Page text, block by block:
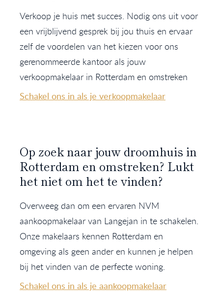
Verkoop je huis met succes. Nodig ons uit voor
een vrijblijvend gesprek bij jou thuis en ervaar
zelf de voordelen van het kiezen voor ons
gerenommeerde kantoor als jouw
verkoopmakelaar in Rotterdam en omstreken
Schakel ons in als je verkoopmakelaar
Op zoek naar jouw droomhuis in
Rotterdam en omstreken? Lukt
het niet om het te vinden?
Overweeg dan om een ervaren NVM
aankoopmakelaar van Langejan in te schakelen.
Onze makelaars kennen Rotterdam en
omgeving als geen ander en kunnen je helpen
bij het vinden van de perfecte woning.
Schakel ons in als je aankoopmakelaar